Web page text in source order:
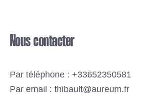
Nous contacter
Par téléphone : +33652350581
Par email : thibault@aureum.fr